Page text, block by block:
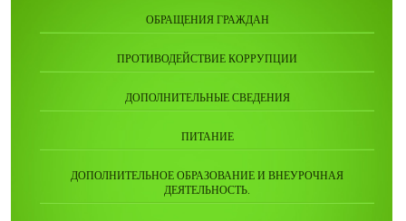
ОБРАЩЕНИЯ ГРАЖДАН
ПРОТИВОДЕЙСТВИЕ КОРРУПЦИИ
ДОПОЛНИТЕЛЬНЫЕ СВЕДЕНИЯ
ПИТАНИЕ
ДОПОЛНИТЕЛЬНОЕ ОБРАЗОВАНИЕ И ВНЕУРОЧНАЯ
ДЕЯТЕЛЬНОСТЬ.